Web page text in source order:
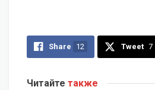
Share 12 Tweet 7
Читайте также